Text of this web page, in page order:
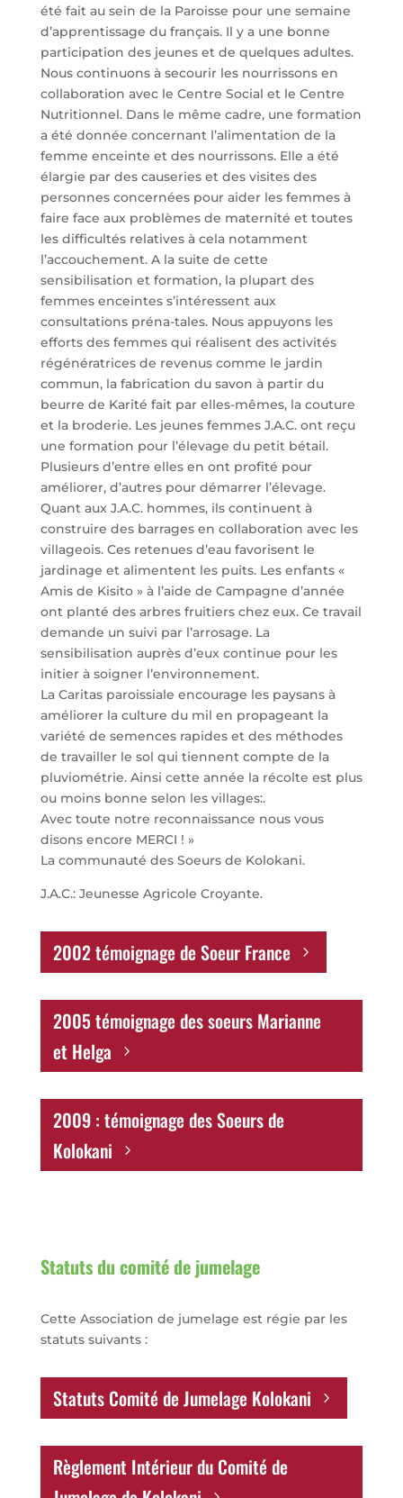
été fait au sein de la Paroisse pour une semaine
d’apprentissage du français. Il y a une bonne
participation des jeunes et de quelques adultes.
Nous continuons à secourir les nourrissons en
collaboration avec le Centre Social et le Centre
Nutritionnel. Dans le même cadre, une formation
a été donnée concernant l’alimentation de la
femme enceinte et des nourrissons. Elle a été
élargie par des causeries et des visites des
personnes concernées pour aider les femmes à
faire face aux problèmes de maternité et toutes
les difficultés relatives à cela notamment
l’accouchement. A la suite de cette
sensibilisation et formation, la plupart des
femmes enceintes s’intéressent aux
consultations préna-tales. Nous appuyons les
efforts des femmes qui réalisent des activités
régénératrices de revenus comme le jardin
commun, la fabrication du savon à partir du
beurre de Karité fait par elles-mêmes, la couture
et la broderie. Les jeunes femmes J.A.C. ont reçu
une formation pour l’élevage du petit bétail.
Plusieurs d’entre elles en ont profité pour
améliorer, d’autres pour démarrer l’élevage.
Quant aux J.A.C. hommes, ils continuent à
construire des barrages en collaboration avec les
villageois. Ces retenues d’eau favorisent le
jardinage et alimentent les puits. Les enfants «
Amis de Kisito » à l’aide de Campagne d’année
ont planté des arbres fruitiers chez eux. Ce travail
demande un suivi par l’arrosage. La
sensibilisation auprès d’eux continue pour les
initier à soigner l’environnement.
La Caritas paroissiale encourage les paysans à
améliorer la culture du mil en propageant la
variété de semences rapides et des méthodes
de travailler le sol qui tiennent compte de la
pluviométrie. Ainsi cette année la récolte est plus
ou moins bonne selon les villages:.
Avec toute notre reconnaissance nous vous
disons encore MERCI ! »
La communauté des Soeurs de Kolokani.
J.A.C.: Jeunesse Agricole Croyante.
2002 témoignage de Soeur France
2005 témoignage des soeurs Marianne
et Helga
2009 : témoignage des Soeurs de
Kolokani
Statuts du comité de jumelage
Cette Association de jumelage est régie par les
statuts suivants :
Statuts Comité de Jumelage Kolokani
Règlement Intérieur du Comité de